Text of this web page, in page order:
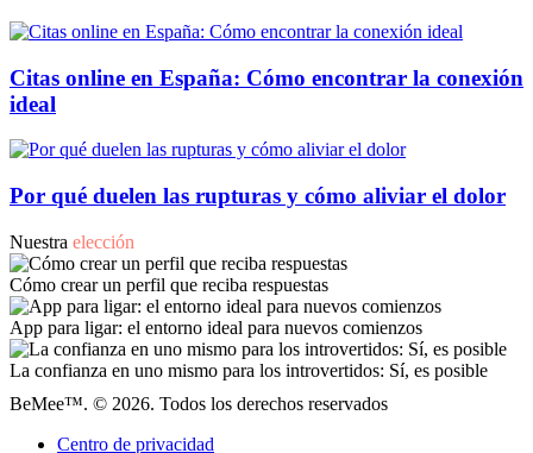
Citas online en España: Cómo encontrar la conexión
ideal
Por qué duelen las rupturas y cómo aliviar el dolor
Nuestra elección
Cómo crear un perfil que reciba respuestas
App para ligar: el entorno ideal para nuevos comienzos
La confianza en uno mismo para los introvertidos: Sí, es posible
BeMee™. © 2026. Todos los derechos reservados
Centro de privacidad